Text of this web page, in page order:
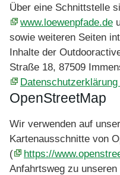
Über eine Schnittstelle
www.loewenpfade.de
sowie weiteren Seiten
Inhalte der
Straße 18, 87509
OpenStreetMap
Wir verwenden auf
Kartenausschnitte von
(
https://
Anfahrtsweg zu